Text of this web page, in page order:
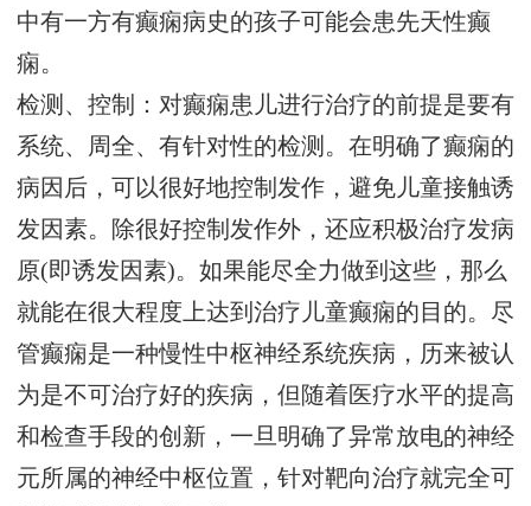
中有一方有癫痫病史的孩子可能会患先天性癫
痫。
检测、控制：对癫痫患儿进行治疗的前提是要有
系统、周全、有针对性的检测。在明确了癫痫的
病因后，可以很好地控制发作，避免儿童接触诱
发因素。除很好控制发作外，还应积极治疗发病
原(即诱发因素)。如果能尽全力做到这些，那么
就能在很大程度上达到治疗儿童癫痫的目的。尽
管癫痫是一种慢性中枢神经系统疾病，历来被认
为是不可治疗好的疾病，但随着医疗水平的提高
和检查手段的创新，一旦明确了异常放电的神经
元所属的神经中枢位置，针对靶向治疗就完全可